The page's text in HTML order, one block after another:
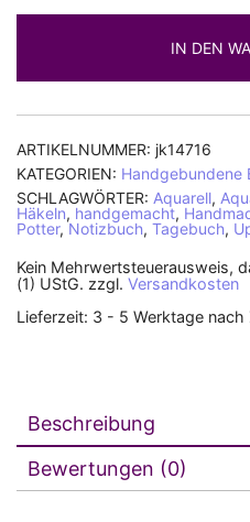
IN DEN
ARTIKELNUMMER: jk14716
KATEGORIEN: Handgebundene
SCHLAGWÖRTER: Aquarell,
Häkeln, handgemacht,
Potter,Notizbuch, Tagebuch,
Kein Mehrwertsteuerausweis,
(1) UStG. zzgl. Versandkosten
Lieferzeit: 3 - 5 Werktage nach
Beschreibung
Bewertungen (0)